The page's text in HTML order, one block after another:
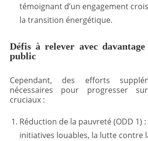
témoignant d’un engagement
la transition énergétique.
Défis à relever avec davantage
public
Cependant, des efforts
nécessaires pour progresser
cruciaux :
Réduction de la pauvreté (ODD 1)
initiatives louables, la lutte contre